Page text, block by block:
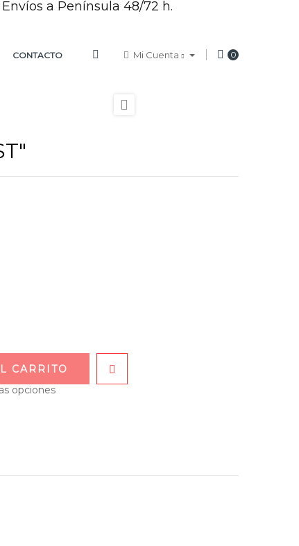
Envíos a Península 48/72 h.
CONTACTO Mi Cuenta 0

CARRITO
opciones